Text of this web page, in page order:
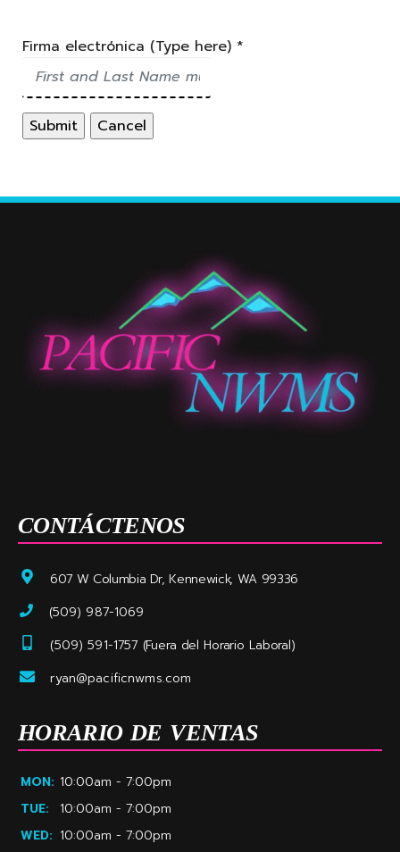
Firma electrónica (Type here) *
CONTÁCTENOS
607 W Columbia Dr, Kennewick, WA 99336
(509) 987-1069
(509) 591-1757 (Fuera del Horario Laboral)
ryan@pacificnwms.com
HORARIO DE VENTAS
MON: 10:00am - 7:00pm
TUE:
10:00am - 7:00pm
WED: 10:00am - 7:00pm